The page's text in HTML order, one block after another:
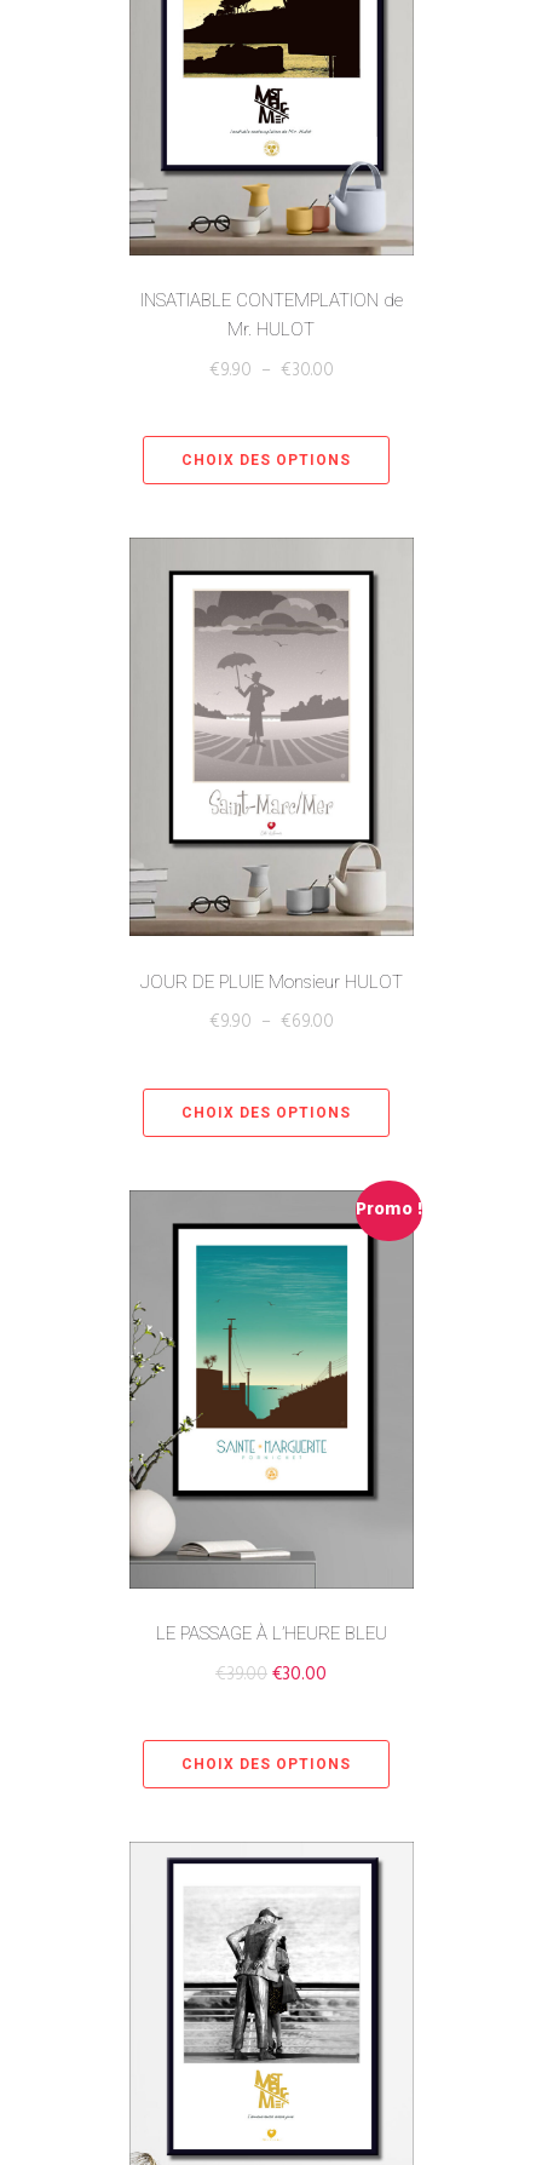
INSATIABLE CONTEMPLATION de
Mr. HULOT
€9.90 – €30.00
CHOIX DES OPTIONS
JOUR DE PLUIE Monsieur HULOT
€9.90 – €69.00
CHOIX DES OPTIONS
Promo !
LE PASSAGE À L’HEURE BLEU
€39.00€30.00
CHOIX DES OPTIONS